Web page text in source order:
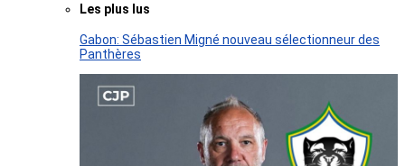
Les plus lus
Gabon: Sébastien Migné nouveau sélectionneur des
Panthères